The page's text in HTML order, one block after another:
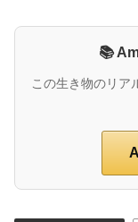
📚
この生き物のリア